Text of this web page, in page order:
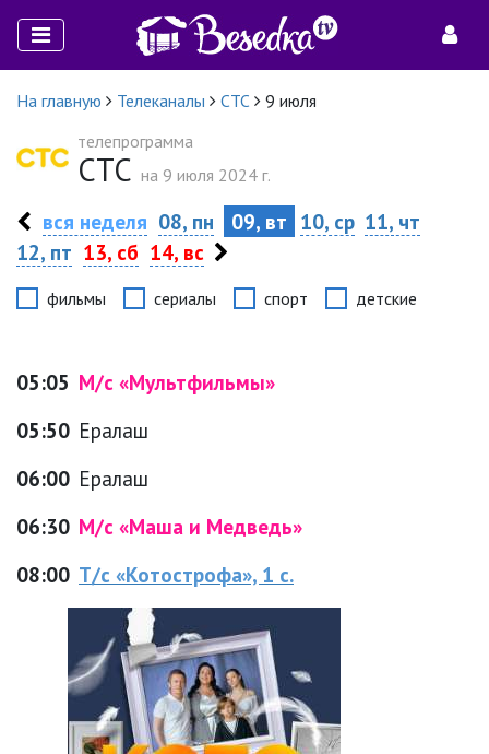
На главную Телеканалы СТС
9 июля
телепрограмма
СТС на 9 июля 2024 г.
вся неделя 08, пн 09, вт 10, ср 11, чт
12, пт 13, сб 14, вс
фильмы сериалы спорт детские
05:05 М/с «Мультфильмы»
05:50 Ералаш
06:00 Ералаш
06:30 М/с «Маша и Медведь»
08:00 Т/с «Котострофа», 1 с.